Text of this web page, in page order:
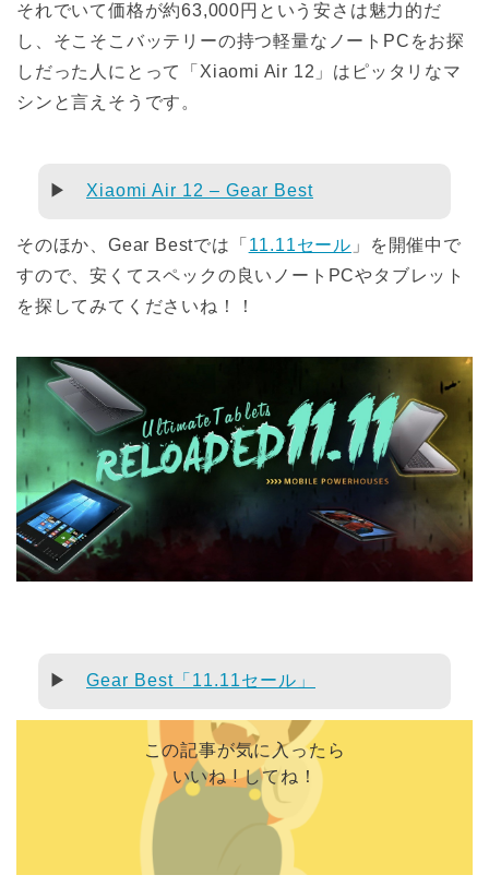
それでいて価格が約63,000円という安さは魅力的だ
し、そこそこバッテリーの持つ軽量なノートPCをお探
しだった人にとって「Xiaomi Air 12」はピッタリなマ
シンと言えそうです。
▶ Xiaomi Air 12 – Gear Best
そのほか、Gear Bestでは「 11.11セール 」を開催中で
すので、安くてスペックの良いノートPCやタブレット
を探してみてくださいね！！
▶ Gear Best「11.11セール」
この記事が気に入ったら
いいね ! してね！